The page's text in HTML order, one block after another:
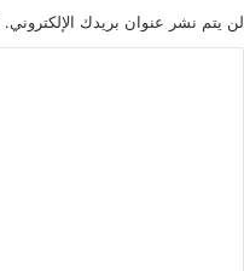
لن يتم نشر عنوان بريدك الإلكتروني.